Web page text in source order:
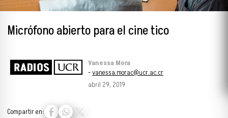
Micrófono abierto para el cine tico
Vanessa Mora
-vanessa.morac@ucr.ac.cr
abril 29, 2019
Compartir en: